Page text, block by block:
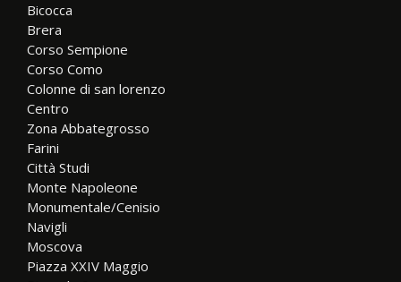
Bicocca
Brera
Corso Sempione
Corso Como
Colonne di san lorenzo
Centro
Zona Abbategrosso
Farini
Città Studi
Monte Napoleone
Monumentale/Cenisio
Navigli
Moscova
Piazza XXIV Maggio